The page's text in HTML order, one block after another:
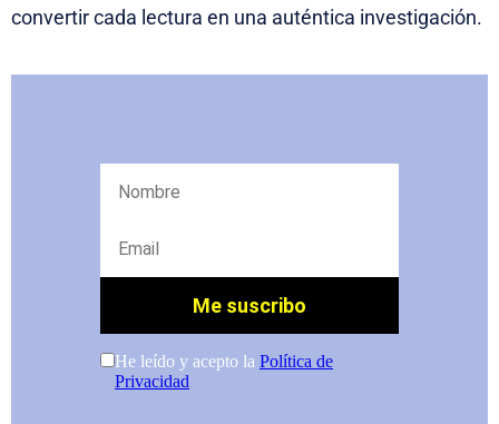
convertir cada lectura en una auténtica investigación.